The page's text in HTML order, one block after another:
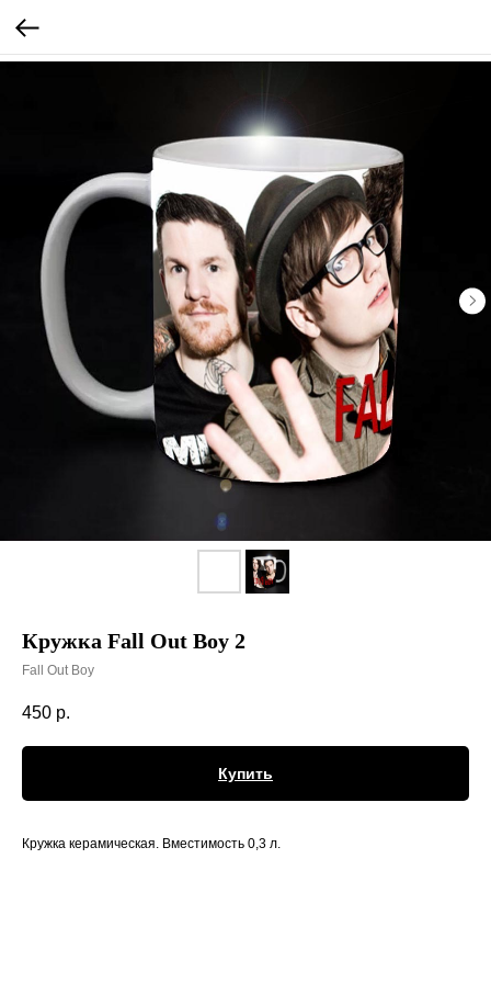
Кружка Fall Out Boy 2
Fall Out Boy
450 р.
Купить
Кружка керамическая. Вместимость 0,3 л.